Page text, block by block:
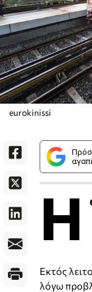
eurokinissi
Η
Εκτός
λόγω